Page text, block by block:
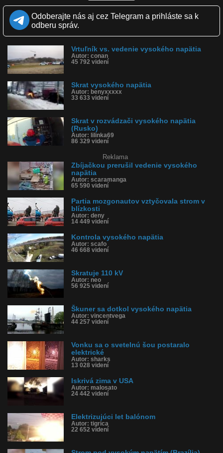
Kvalita:
Zverejnené: 8.9.2014 19:14
Páči sa: 94% (48 hlasov)
Dľžka: 0:34
Kategória: veda a technika
Tagy: výboj, elektrina, skrat, vedenie vysokého napätia, výkopové
práce, explózia, skratovali
História sledovanosti videa:
Odoberajte nás aj cez Telegram a prihláste sa k
odberu správ.
Vrtuľník vs. vedenie vysokého napätia
Autor: conan
45 792 videní
Skrat vysokého napätia
Autor: benyxxxxx
33 633 videní
Skrat v rozvádzači vysokého napätia
(Rusko)
Autor: lilinka69
86 329 videní
Reklama
Zbíjačkou prerušil vedenie vysokého
napätia
Autor: scaramanga
65 590 videní
Partia mozgonautov vztyčovala strom v
blízkosti
Autor: deny
14 449 videní
Kontrola vysokého napätia
Autor: scafo
46 668 videní
Skratuje 110 kV
Autor: neo
56 925 videní
Škuner sa dotkol vysokého napätia
Autor: vincentvega
44 257 videní
Vonku sa o svetelnú šou postaralo
elektrické
Autor: sharks
13 028 videní
Iskrivá zima v USA
Autor: malosato
24 442 videní
Elektrizujúci let balónom
Autor: tigrica
22 652 videní